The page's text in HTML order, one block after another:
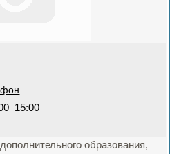
образования,